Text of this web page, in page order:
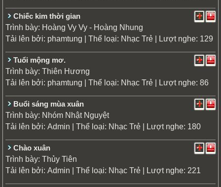
Chiếc kim thời gian
Trình bày: Hoàng Vy Vy - Hoàng Nhung
Tải lên bởi: phamtung | Thể loại: Nhạc Trẻ | Lượt nghe: 129
Tuổi mộng mơ.
Trình bày: Thiên Hương
Tải lên bởi: phamtung | Thể loại: Nhạc Trẻ | Lượt nghe: 86
Buổi sáng mùa xuân
Trình bày: Nhóm Nhật Nguyệt
Tải lên bởi: Admin | Thể loại: Nhạc Trẻ | Lượt nghe: 180
Chào xuân
Trình bày: Thủy Tiên
Tải lên bởi: Admin | Thể loại: Nhạc Trẻ | Lượt nghe: 221